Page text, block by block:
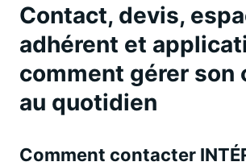
Contact, devis,
adhérent et
comment gérer son
au quotidien
Comment contacter